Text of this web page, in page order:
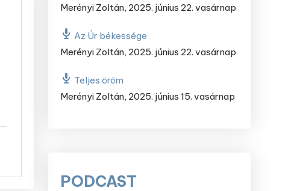
Merényi Zoltán, 2025. június 22. vasárnap
Az Úr békessége
Merényi Zoltán, 2025. június 22. vasárnap
Teljes öröm
Merényi Zoltán, 2025. június 15. vasárnap
PODCAST